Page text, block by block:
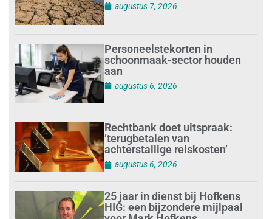
augustus 7, 2026
Personeelstekorten in
schoonmaak-sector houden
aan
augustus 6, 2026
Rechtbank doet uitspraak:
’terugbetalen van
achterstallige reiskosten’
augustus 6, 2026
25 jaar in dienst bij Hofkens
HIG: een bijzondere mijlpaal